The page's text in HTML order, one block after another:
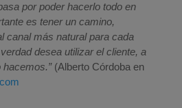
por poder hacerlo todo en
es tener un camino,
canal más natural para cada
desea utilizar el cliente, a
hacemos.” (Alberto Córdoba en